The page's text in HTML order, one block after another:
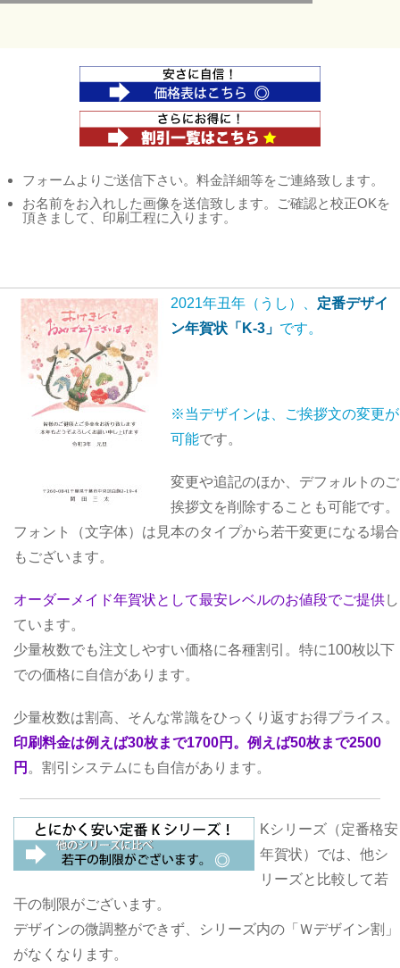
フォームよりご送信下さい。料金詳細等をご連絡致します。
お名前をお入れした画像を送信致します。ご確認と校正OKを
頂きまして、印刷工程に入ります。
2021年丑年（うし）、 定番デザイ
ン年賀状「K-3」 です。
※当デザインは、ご挨拶文の変更が
可能です。
変更や追記のほか、デフォルトのご
挨拶文を削除することも可能です。
フォント（文字体）は見本のタイプから若干変更になる場合
もございます。
オーダーメイド年賀状として最安レベルのお値段でご提供し
ています。
少量枚数でも注文しやすい価格に各種割引。特に100枚以下
での価格に自信があります。
少量枚数は割高、そんな常識をひっくり返すお得プライス。
印刷料金は例えば30枚まで1700円。例えば50枚まで2500
円 。割引システムにも自信があります。
Kシリーズ（定番格安
年賀状）では、他シ
リーズと比較して若
干の制限がございます。
デザインの微調整ができず、シリーズ内の「Ｗデザイン割」
がなくなります。